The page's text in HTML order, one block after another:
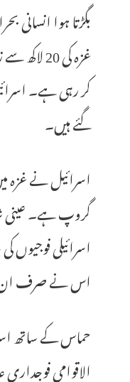
بگڑتا ہوا انسانی
غزہ کی
گئے ہیں۔
اسرائیل نے غزہ
گروپ ہے۔ عینی
اسرائیلی
اس نے صرف ان
الاقوامی